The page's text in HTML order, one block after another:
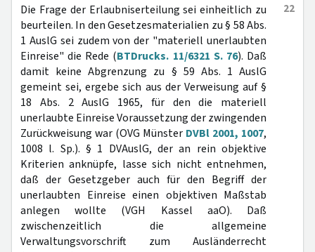
22
Die Frage der Erlaubniserteilung sei einheitlich zu
beurteilen. In den Gesetzesmaterialien zu § 58 Abs.
1 AuslG sei zudem von der "materiell unerlaubten
Einreise" die Rede (BTDrucks. 11/6321 S. 76). Daß
damit keine Abgrenzung zu § 59 Abs. 1 AuslG
gemeint sei, ergebe sich aus der Verweisung auf §
18 Abs. 2 AuslG 1965, für den die materiell
unerlaubte Einreise Voraussetzung der zwingenden
Zurückweisung war (OVG Münster DVBl 2001, 1007,
1008 l. Sp.). § 1 DVAuslG, der an rein objektive
Kriterien anknüpfe, lasse sich nicht entnehmen,
daß der Gesetzgeber auch für den Begriff der
unerlaubten Einreise einen objektiven Maßstab
anlegen wollte (VGH Kassel aaO). Daß
zwischenzeitlich die allgemeine
Verwaltungsvorschrift zum Ausländerrecht